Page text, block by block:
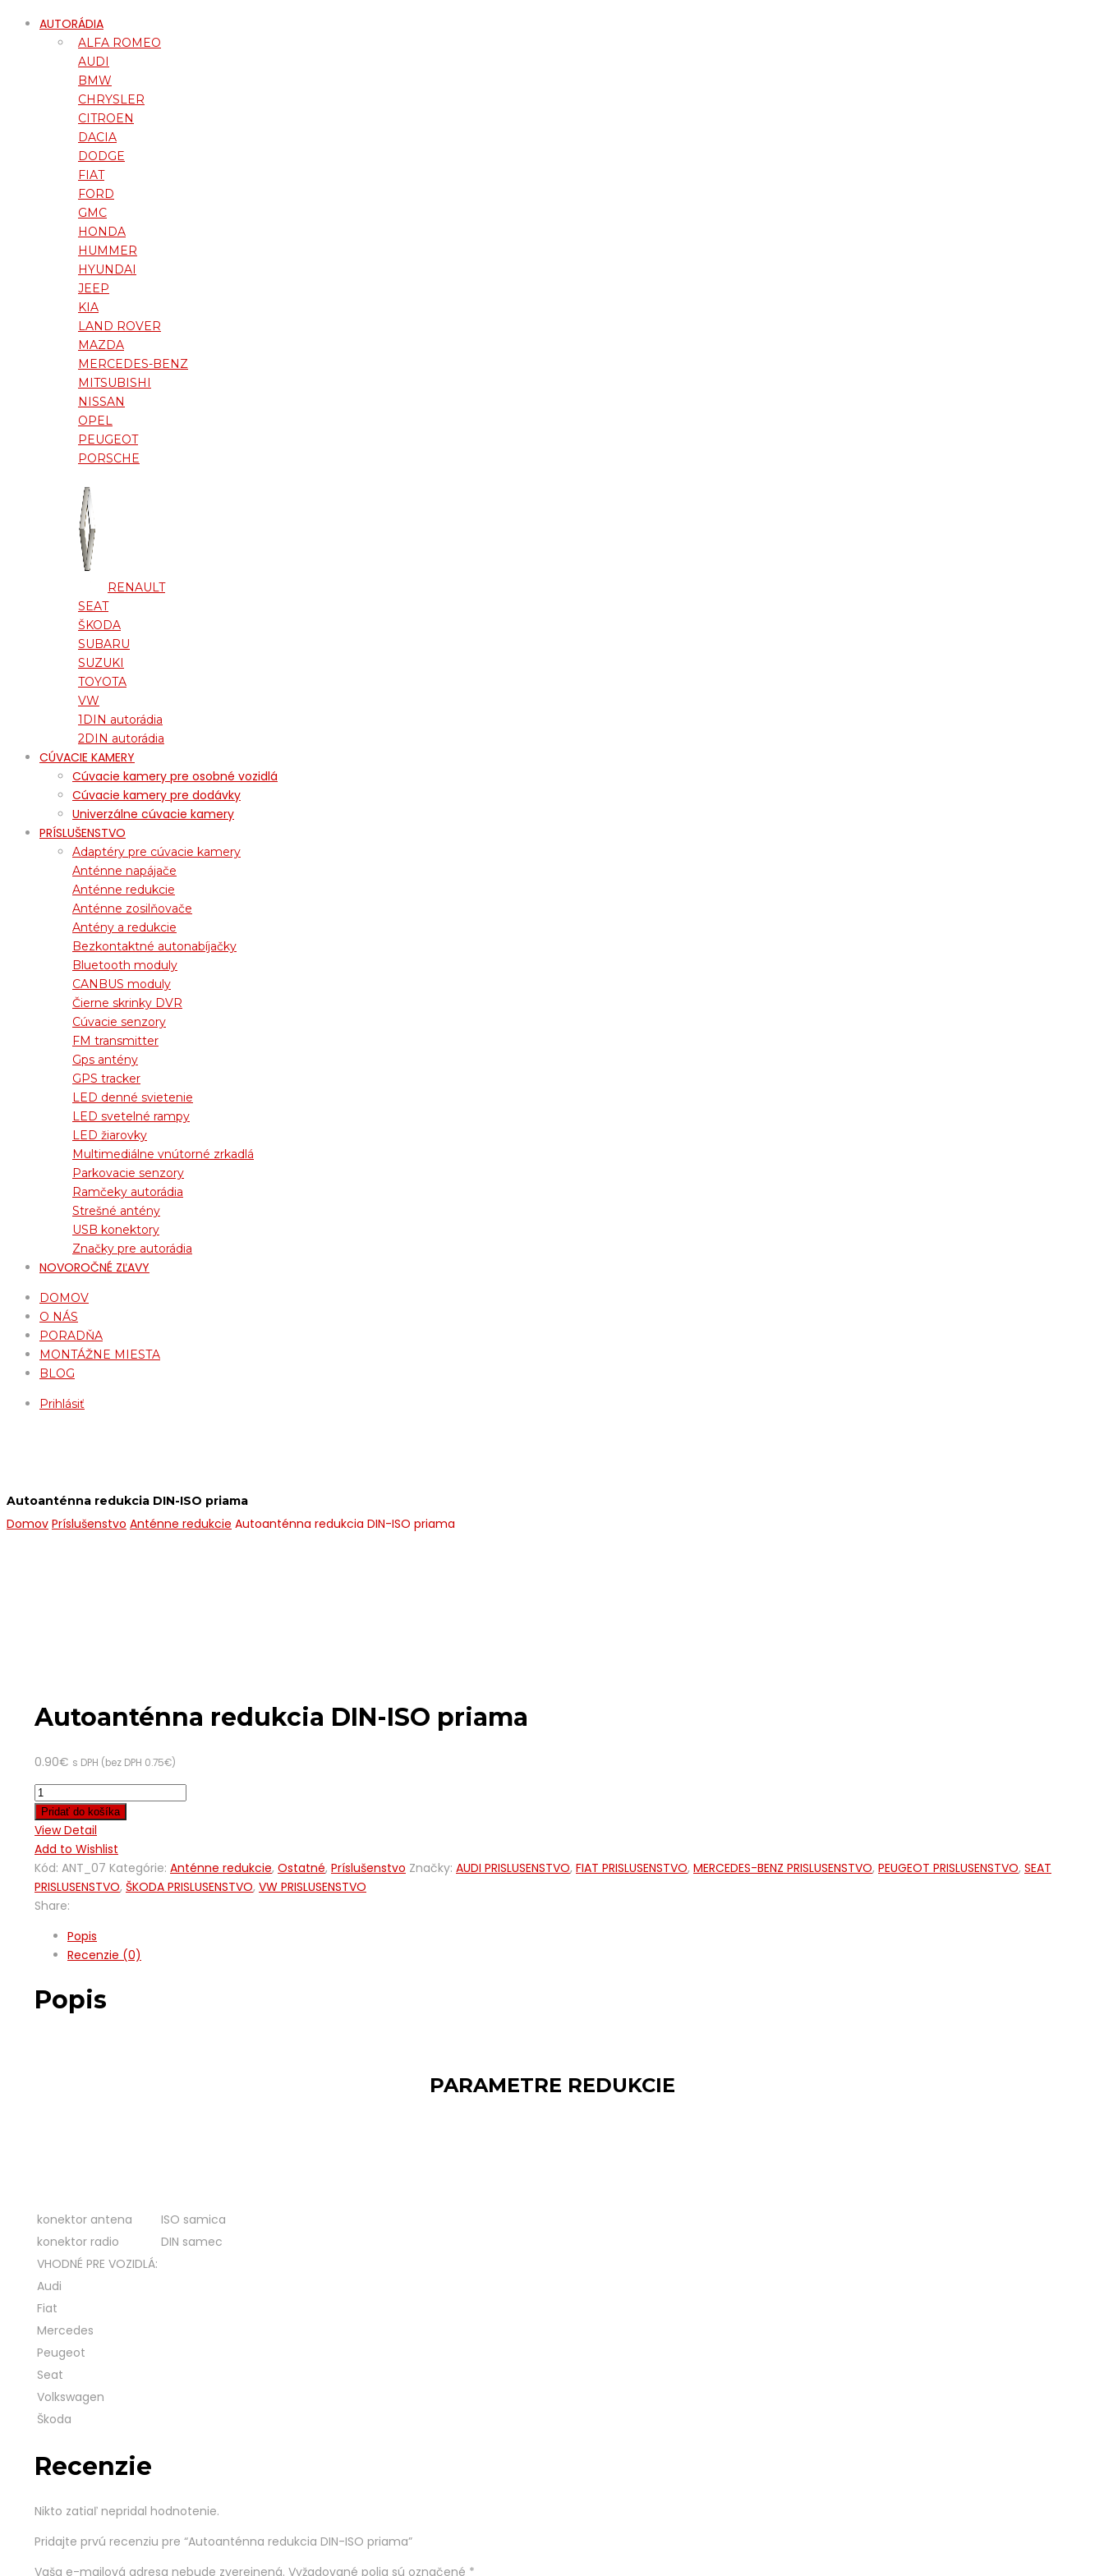
AUTORÁDIA
ALFA ROMEO
AUDI
BMW
CHRYSLER
CITROEN
DACIA
DODGE
FIAT
FORD
GMC
HONDA
HUMMER
HYUNDAI
JEEP
KIA
LAND ROVER
MAZDA
MERCEDES-BENZ
MITSUBISHI
NISSAN
OPEL
PEUGEOT
PORSCHE
RENAULT
SEAT
ŠKODA
SUBARU
SUZUKI
TOYOTA
VW
1DIN autorádia
2DIN autorádia
CÚVACIE KAMERY
Cúvacie kamery pre osobné vozidlá
Cúvacie kamery pre dodávky
Univerzálne cúvacie kamery
PRÍSLUŠENSTVO
Adaptéry pre cúvacie kamery
Anténne napájače
Anténne redukcie
Anténne zosilňovače
Antény a redukcie
Bezkontaktné autonabíjačky
Bluetooth moduly
CANBUS moduly
Čierne skrinky DVR
Cúvacie senzory
FM transmitter
Gps antény
GPS tracker
LED denné svietenie
LED svetelné rampy
LED žiarovky
Multimediálne vnútorné zrkadlá
Parkovacie senzory
Ramčeky autorádia
Strešné antény
USB konektory
Značky pre autorádia
NOVOROČNÉ ZĽAVY
DOMOV
O NÁS
PORADŇA
MONTÁŽNE MIESTA
BLOG
Prihlásiť
Autoanténna redukcia DIN-ISO priama
Domov Príslušenstvo Anténne redukcie Autoanténna redukcia DIN-ISO priama
Autoanténna redukcia DIN-ISO priama
0.90€ s DPH (bez DPH 0.75€)
Pridať do košíka
View Detail
Add to Wishlist
Kód: ANT_07 Kategórie: Anténne redukcie, Ostatné, Príslušenstvo Značky: AUDI PRISLUSENSTVO, FIAT PRISLUSENSTVO, MERCEDES-BENZ PRISLUSENSTVO, PEUGEOT PRISLUSENSTVO, SEAT
PRISLUSENSTVO, ŠKODA PRISLUSENSTVO, VW PRISLUSENSTVO
Share:
Popis
Recenzie (0)
Popis
PARAMETRE REDUKCIE
konektor antena
ISO samica
konektor radio
DIN samec
VHODNÉ PRE VOZIDLÁ:
Audi
Fiat
Mercedes
Peugeot
Seat
Volkswagen
Škoda
Recenzie
Nikto zatiaľ nepridal hodnotenie.
Pridajte prvú recenziu pre “Autoanténna redukcia DIN-ISO priama”
Vaša e-mailová adresa nebude zverejnená. Vyžadované polia sú označené *